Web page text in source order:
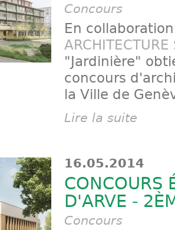
Concours
En
ARCHITECTURE
"Jardinière"
concours
la Ville de
Lire la suite
16.05.2014
CONCOURS
D'ARVE -
Concours